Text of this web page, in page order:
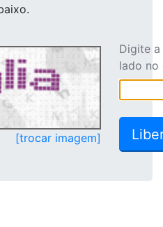
[trocar imagem]
Digite
lado no